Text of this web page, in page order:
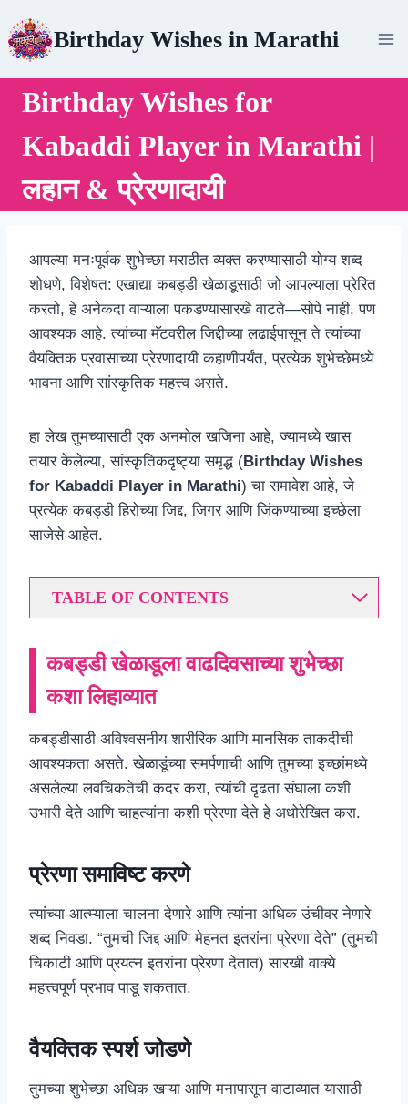
to
content
Birthday Wishes in Marathi
Birthday Wishes for
Kabaddi Player in Marathi |
लहान & प्रेरणादायी
आपल्या मनःपूर्वक शुभेच्छा मराठीत व्यक्त करण्यासाठी योग्य शब्द
शोधणे, विशेषत: एखाद्या कबड्डी खेळाडूसाठी जो आपल्याला प्रेरित
करतो, हे अनेकदा वाऱ्याला पकडण्यासारखे वाटते—सोपे नाही, पण
आवश्यक आहे. त्यांच्या मॅटवरील जिद्दीच्या लढाईपासून ते त्यांच्या
वैयक्तिक प्रवासाच्या प्रेरणादायी कहाणीपर्यंत, प्रत्येक शुभेच्छेमध्ये
भावना आणि सांस्कृतिक महत्त्व असते.
हा लेख तुमच्यासाठी एक अनमोल खजिना आहे, ज्यामध्ये खास
तयार केलेल्या, सांस्कृतिकदृष्ट्या समृद्ध (Birthday Wishes
for Kabaddi Player in Marathi) चा समावेश आहे, जे
प्रत्येक कबड्डी हिरोच्या जिद्द, जिगर आणि जिंकण्याच्या इच्छेला
साजेसे आहेत.
TABLE OF CONTENTS
कबड्डी खेळाडूला वाढदिवसाच्या शुभेच्छा
कशा लिहाव्यात
कबड्डीसाठी अविश्वसनीय शारीरिक आणि मानसिक ताकदीची
आवश्यकता असते. खेळाडूंच्या समर्पणाची आणि तुमच्या इच्छांमध्ये
असलेल्या लवचिकतेची कदर करा, त्यांची दृढता संघाला कशी
उभारी देते आणि चाहत्यांना कशी प्रेरणा देते हे अधोरेखित करा.
प्रेरणा समाविष्ट करणे
त्यांच्या आत्म्याला चालना देणारे आणि त्यांना अधिक उंचीवर नेणारे
शब्द निवडा. “तुमची जिद्द आणि मेहनत इतरांना प्रेरणा देते” (तुमची
चिकाटी आणि प्रयत्न इतरांना प्रेरणा देतात) सारखी वाक्ये
महत्त्वपूर्ण प्रभाव पाडू शकतात.
वैयक्तिक स्पर्श जोडणे
तुमच्या शुभेच्छा अधिक खऱ्या आणि मनापासून वाटाव्यात यासाठी